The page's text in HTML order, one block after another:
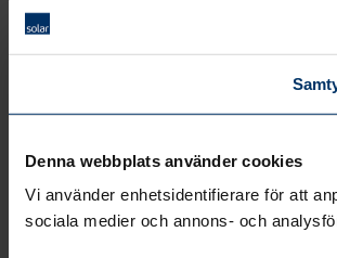
Denna webbplats använder cookies
Vi använder enhetsidentifierare för att
sociala medier och annons- och